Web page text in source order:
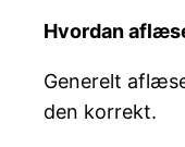
Hvordan
Generelt
den korrekt.